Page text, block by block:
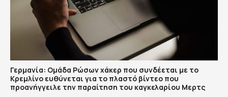
Γερμανία: Ομάδα Ρώσων χάκερ που συνδέεται με το
Κρεμλίνο ευθύνεται για το πλαστό βίντεο που
προανήγγειλε την παραίτηση του καγκελαρίου Μερτς